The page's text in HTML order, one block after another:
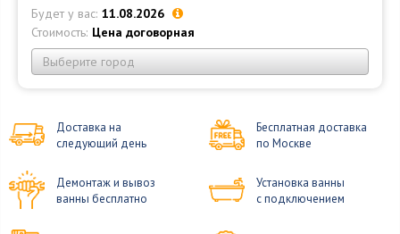
Будет у вас: 11.08.2026
Стоимость: Цена договорная
Выберите город
Доставка на
следующий день
Бесплатная доставка
по Москве
Демонтаж и вывоз
ванны бесплатно
Установка ванны
с подключением